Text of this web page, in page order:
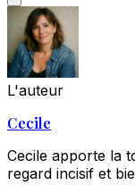
L'auteur
Cecile
Cecile apporte la
regard incisif et